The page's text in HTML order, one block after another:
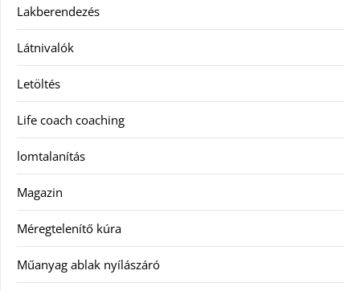
Lakberendezés
Látnivalók
Letöltés
Life coach coaching
lomtalanítás
Magazin
Méregtelenítő kúra
Műanyag ablak nyílászáró